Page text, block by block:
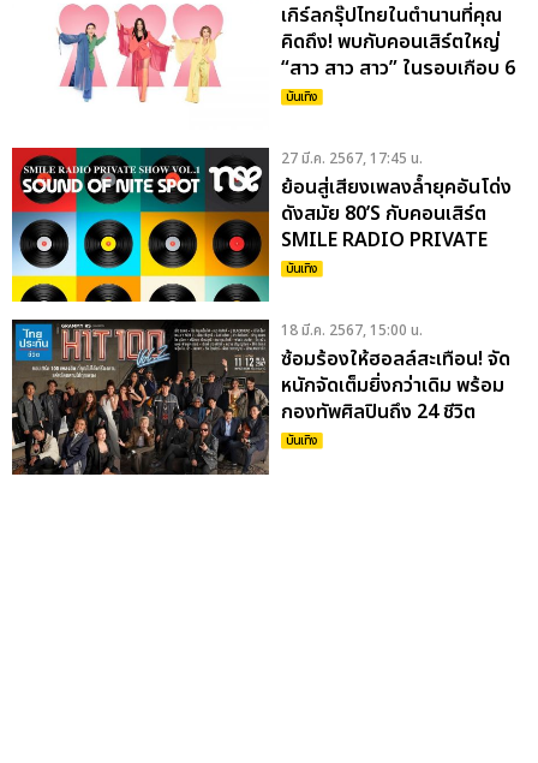
เกิร์ลกรุ๊ปไทยในตำนานที่คุณ
คิดถึง! พบกับคอนเสิร์ตใหญ่
“สาว สาว สาว” ในรอบเกือบ 6
ปี เซอร์ไพรส์เน้นๆ จัดเต็มกว่า
บันเทิง
27 มี.ค. 2567, 17:45 น.
ย้อนสู่เสียงเพลงล้ำยุคอันโด่ง
ดังสมัย 80’S กับคอนเสิร์ต
SMILE RADIO PRIVATE
SHOW ครั้งที่ 1 ตอน “THE
บันเทิง
18 มี.ค. 2567, 15:00 น.
ซ้อมร้องให้ฮอลล์สะเทือน! จัด
หนักจัดเต็มยิ่งกว่าเดิม พร้อม
กองทัพศิลปินถึง 24 ชีวิต
GRAMMY RS CONCERTS
บันเทิง